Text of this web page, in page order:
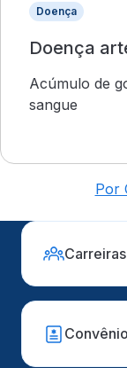
Doença
Doença
Acúmulo de
sangue
Por
Carreiras